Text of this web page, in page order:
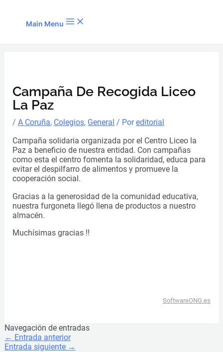
Main Menu
Campaña De Recogida Liceo
La Paz
/A Coruña, Colegios, General / Poreditorial
Campaña solidaria organizada por el Centro Liceo la
Paz a beneficio de nuestra entidad. Con campañas
como esta el centro fomenta la solidaridad, educa para
evitar el despilfarro de alimentos y promueve la
cooperación social.
Gracias a la generosidad de la comunidad educativa,
nuestra furgoneta llegó llena de productos a nuestro
almacén.
Muchísimas gracias !!
SoftwareONG.es
Navegación de entradas
← Entrada anterior
Entrada siguiente →